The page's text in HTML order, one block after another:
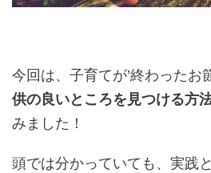
今回は、子育てが’終わったお
供の良いところを見つける方
みました！
頭では分かっていても、実践